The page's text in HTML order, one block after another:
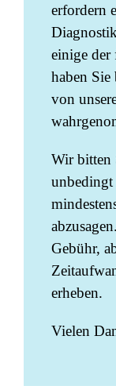
erfordern
einige der
haben
von
Wir bitten
unbedingt
Gebühr,
erheben.
Vielen